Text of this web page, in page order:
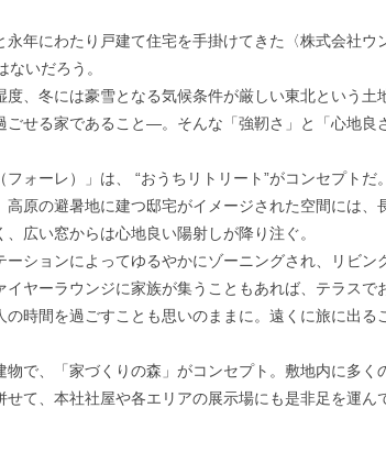
年にわたり戸建て住宅を手掛けてきた〈株式会社
いだろう。
、冬には豪雪となる気候条件が厳しい東北という
せる家であること―。そんな「強靭さ」と「心地
ォーレ）」は、 “おうちリトリート”がコンセプト
原の避暑地に建つ邸宅がイメージされた空間には
広い窓からは心地良い陽射しが降り注ぐ。
ションによってゆるやかにゾーニングされ、リビン
ヤーラウンジに家族が集うこともあれば、テラス
時間を過ごすことも思いのままに。遠くに旅に出
で、「家づくりの森」がコンセプト。敷地内に多
て、本社社屋や各エリアの展示場にも是非足を運ん